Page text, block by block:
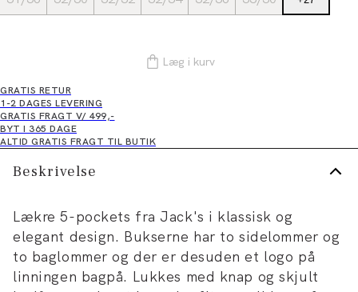
Læg i kurv
GRATIS RETUR
1-2 DAGES LEVERING
GRATIS FRAGT V/ 499,-
BYT I 365 DAGE
ALTID GRATIS FRAGT TIL BUTIK
Beskrivelse
Lækre 5-pockets fra Jack's i klassisk og
elegant design. Bukserne har to sidelommer og
to baglommer og der er desuden et logo på
linningen bagpå. Lukkes med knap og skjult